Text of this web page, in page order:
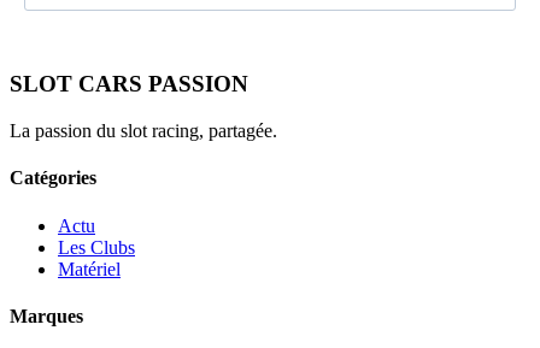
SLOT CARS PASSION
La passion du slot racing, partagée.
Catégories
Actu
Les Clubs
Matériel
Marques